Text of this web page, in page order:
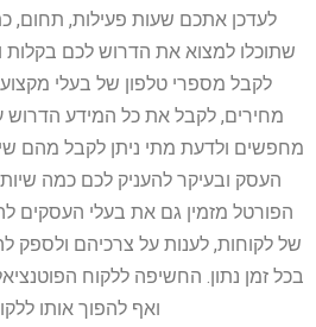
לעדכן אתכם שעות פעילות, תחום,
שתוכלו למצוא את הדרוש לכם בקלות
לקבל מספרי טלפון של בעלי
מחירים, לקבל את כל המידע
מחפשים ולדעת מתי ניתן לקבל מהם
העסק ובעיקר להעניק לכם כמה
הפורטל מזמין גם את בעלי העסקים
של לקוחות, לענות על צרכיהם
בכל זמן נתון. החשיפה ללקוח
ואף להפוך אותו